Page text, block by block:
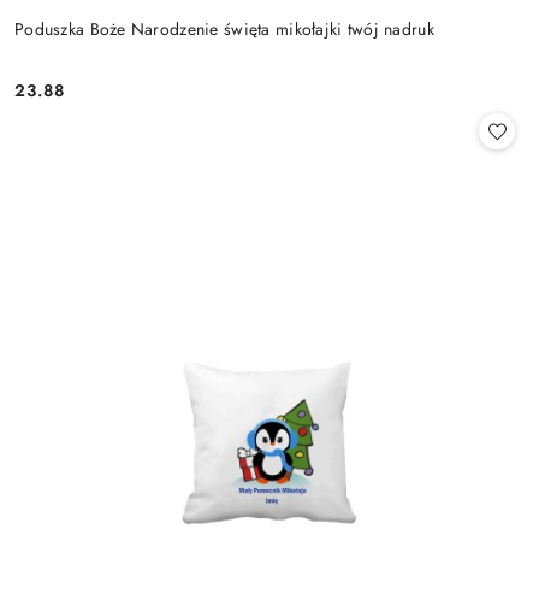
Poduszka Boże Narodzenie święta mikołajki twój nadruk
Cena:
23.88